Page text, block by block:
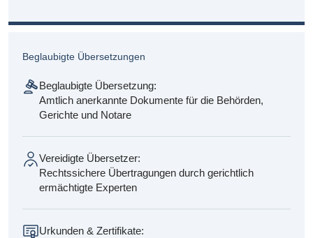
Beglaubigte Übersetzungen
Beglaubigte Übersetzung:
Amtlich anerkannte Dokumente für die Behörden,
Gerichte und Notare
Vereidigte Übersetzer:
Rechtssichere Übertragungen durch gerichtlich
ermächtigte Experten
Urkunden & Zertifikate: